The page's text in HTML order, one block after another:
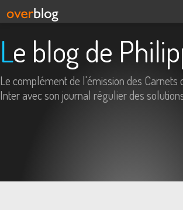
Le blog de
Le complément de l'émission des Carnets
Inter avec son journal régulier des